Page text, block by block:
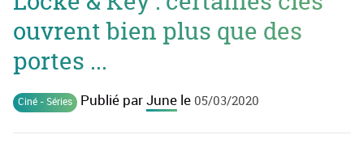
ouvrent bien plus que des
portes ...
Ciné - Séries Publié par June le 05/03/2020